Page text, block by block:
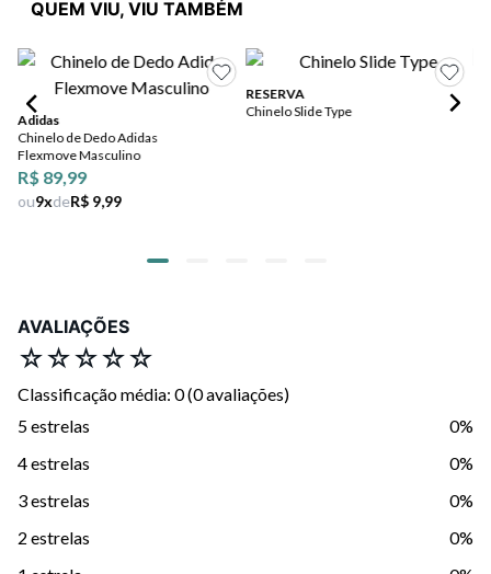
QUEM VIU, VIU TAMBÉM
Adidas
Chinelo de Dedo Adidas
Flexmove Masculino
R$ 89,99
ou9xdeR$ 9,99
RESERVA
Chinelo Slide Type
AVALIAÇÕES
☆☆☆☆☆
Classificação média: 0(0 avaliações)
5 estrelas
0%
4 estrelas
0%
3 estrelas
0%
2 estrelas
0%